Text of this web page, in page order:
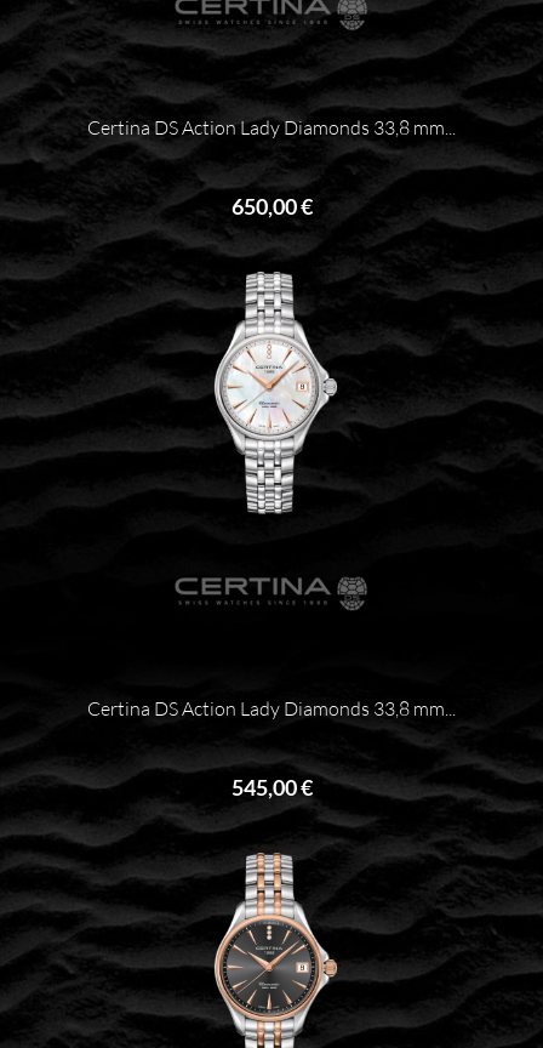
Certina DS Action Lady Diamonds 33,8 mm...
650,00 €
Certina DS Action Lady Diamonds 33,8 mm...
545,00 €